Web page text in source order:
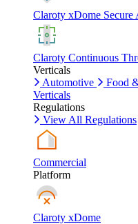
Claroty xDome Secure
Claroty Continuous
Verticals
Automotive
Food
Verticals
Regulations
View All Regulations
Commercial
Platform
Claroty xDome